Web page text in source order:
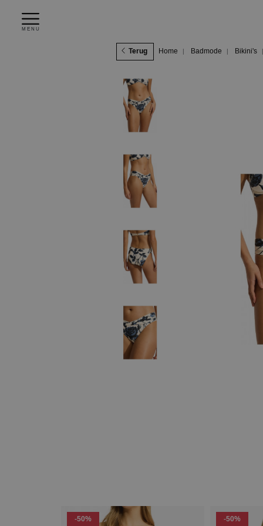
MENU
Terug Home Badmode Bikini's
-50% -50%